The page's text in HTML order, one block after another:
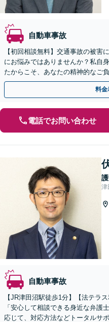
自動車事故
【初回相談無料】交通事故の被害
にお悩みではありませんか？私自
たからこそ、あなたの精神的なご
歩5分、弁護士費用特約で実質負担
料金
電話でお問い合わせ
津
自動車事故
【JR津田沼駅徒歩1分】【法テラ
「安心して相談できる身近な弁護
応じて、対応方法などトータルサ